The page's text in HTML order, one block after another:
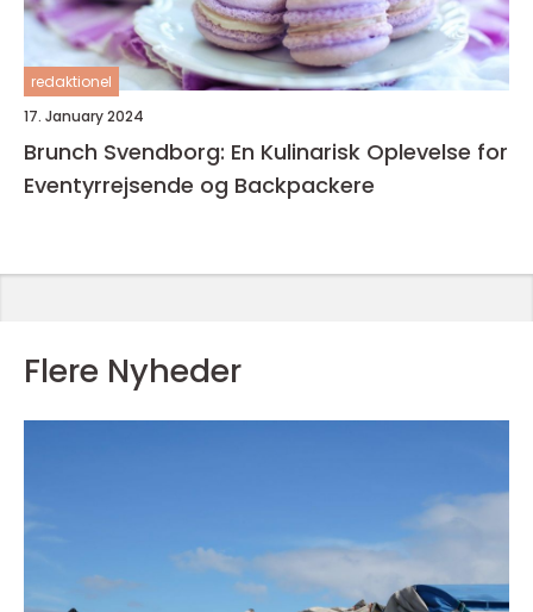
redaktionel
17. January 2024
Brunch Svendborg: En Kulinarisk Oplevelse for
Eventyrrejsende og Backpackere
Flere Nyheder